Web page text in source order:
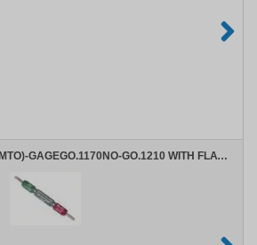
Meetgereedschappen (MTO)-GAGEGO.1170NO-GO.1210 WITH FLATS